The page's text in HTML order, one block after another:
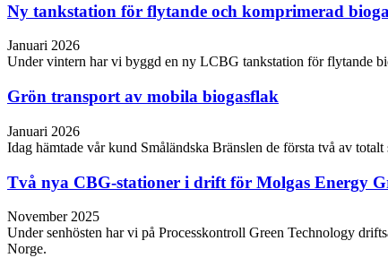
Ny tankstation för flytande och komprimerad
Januari 2026
Under vintern har vi byggd en ny LCBG tankstation för flytande
Grön transport av mobila biogasflak
Januari 2026
Idag hämtade vår kund Småländska Bränslen de första två av
Två nya CBG-stationer i drift för Molgas Energy
November 2025
Under senhösten har vi på Processkontroll Green Technology
Norge.